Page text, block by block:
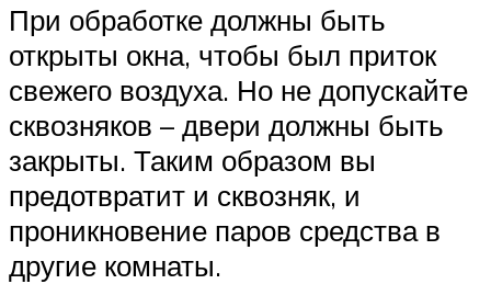
При обработке должны быть
открыты окна, чтобы был приток
свежего воздуха. Но не допускайте
сквозняков – двери должны быть
закрыты. Таким образом вы
предотвратит и сквозняк, и
проникновение паров средства в
другие комнаты.